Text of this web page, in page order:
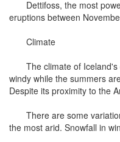
Dettifoss, the most
eruptions between
Climate
The climate of Iceland's
windy while the summers
Despite its proximity to the
There are some
the most arid. Snowfall in